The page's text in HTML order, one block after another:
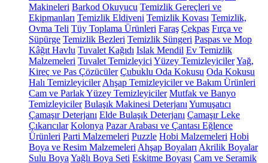
Makineleri Barkod Okuyucu Temizlik Gereçleri ve
Ekipmanları Temizlik Eldiveni Temizlik Kovası Temizlik,
Ovma Teli Tüy Toplama Ürünleri Faraş Çekpas Fırça ve
Süpürge Temizlik Bezleri Temizlik Süngeri Paspas ve Mop
Kâğıt Havlu Tuvalet Kağıdı Islak Mendil Ev Temizlik
Malzemeleri Tuvalet Temizleyici Yüzey TemizleyicilerYağ,
Kireç ve Pas Çözücüler Çubuklu Oda Kokusu Oda Kokusu
Halı Temizleyiciler Ahşap Temizleyiciler ve Bakım Ürünleri
Cam ve Parlak Yüzey Temizleyiciler Mutfak ve Banyo
Temizleyiciler Bulaşık Makinesi Deterjanı Yumuşatıcı
Çamaşır Deterjanı Elde Bulaşık Deterjanı Çamaşır Leke
Çıkarıcılar Kolonya Pazar Arabası ve Çantası Eğlence
Ürünleri Parti Malzemeleri Puzzle Hobi Malzemeleri Hobi
Boya ve Resim Malzemeleri Ahşap Boyaları Akrilik Boyalar
Sulu Boya Yağlı Boya Seti Eskitme Boyası Cam ve Seramik